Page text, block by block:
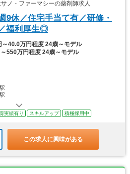
・ファーマシーの薬剤師求人
9休／住宅手当て有／研修・
福利厚生◎
～40.0万円程度 24歳～モデル
～550万円程度 24歳～モデル
実績有り スキルアップ 積極採用中
この求人に興味がある